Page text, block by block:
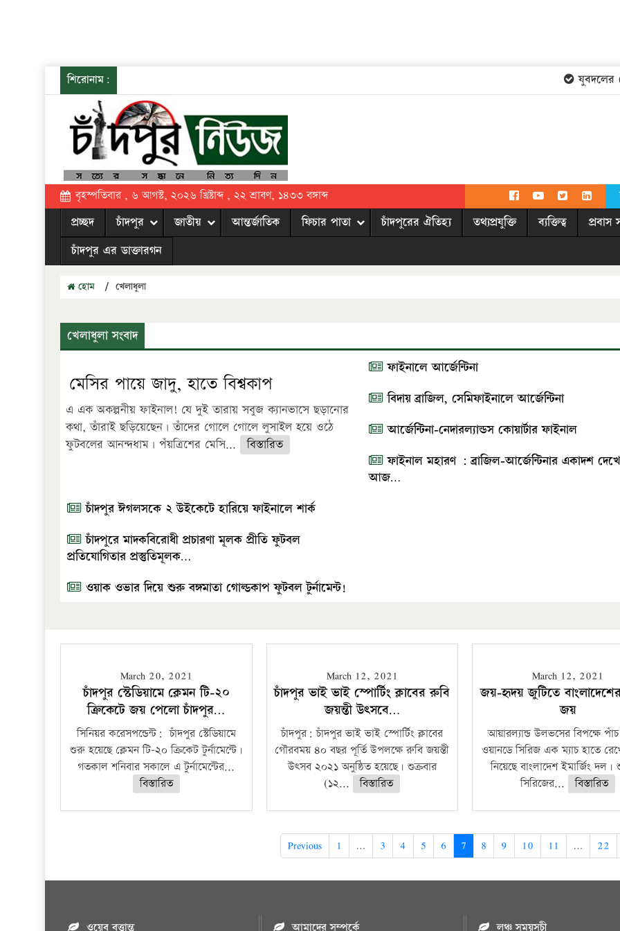
শিরোনাম: যুবদলের
বৃহস্পতিবার , ৬ আগস্ট, ২০২৬ খ্রিষ্টাব্দ , ২২ শ্রাবণ, ১৪৩৩ বঙ্গাব্দ
প্রচ্ছদ চাঁদপুর জাতীয় আন্তর্জাতিক ফিচার পাতা চাঁদপুরের ঐতিহ্য তথ্যপ্রযুক্তি ব্যক্তিত্ব প্রবাস
চাঁদপুর এর ডাক্তারগন
হোম / খেলাধুলা
খেলাধুলা সংবাদ
মেসির পায়ে জাদু, হাতে বিশ্বকাপ
এ এক অকল্পনীয় ফাইনাল! যে দুই তারায় সবুজ ক্যানভাসে ছড়ানোর
কথা, তাঁরাই ছড়িয়েছেন। তাঁদের গোলে গোলে লুসাইল হয়ে ওঠে
ফুটবলের আনন্দধাম। পঁয়ত্রিশের মেসি...
বিস্তারিত
ফাইনালে আর্জেন্টিনা
বিদায় ব্রাজিল, সেমিফাইনালে আর্জেন্টিনা
আর্জেন্টিনা-নেদারল্যান্ডস কোয়ার্টার ফাইনাল
ফাইনাল মহারণ : ব্রাজিল-আর্জেন্টিনার একাদশ
আজ…
চাঁদপুর ঈগলসকে ২ উইকেটে হারিয়ে ফাইনালে শার্ক
চাঁদপুরে মাদকবিরোধী প্রচারণা মূলক প্রীতি ফুটবল
প্রতিযোগিতার প্রস্তুতিমূলক…
ওয়াক ওভার দিয়ে শুরু বঙ্গমাতা গোল্ডকাপ ফুটবল টুর্নামেন্ট!
March 20, 2021
চাঁদপুর স্টেডিয়ামে ক্লেমন টি-২০
ক্রিকেটে জয় পেলো চাঁদপুর…
সিনিয়র করেসপন্ডেন্ট: চাঁদপুর স্টেডিয়ামে
শুরু হয়েছে ক্লেমন টি-২০ ক্রিকেট টুর্নামেন্টে।
গতকাল শনিবার সকালে এ টুর্নামেন্টের...
বিস্তারিত
March 12, 2021
চাঁদপুর ভাই ভাই স্পোর্টিং ক্লাবের রুবি
জয়ন্তী উৎসবে…
চাঁদপুর: চাঁদপুর ভাই ভাই স্পোর্টিং ক্লাবের
গৌরবময় ৪০ বছর পূর্তি উপলক্ষে রুবি জয়ন্তী
উৎসব ২০২১ অনুষ্ঠিত হয়েছে। শুক্রবার
(১২...
বিস্তারিত
March 12, 2021
জয়-হৃদয় জুটিতে
জয়
আয়ারল্যান্ড উলভসের বিপক্ষে পাঁচ
ওয়ানডে সিরিজ এক ম্যাচ হাতে
নিয়েছে বাংলাদেশ ইমার্জিং দল।
সিরিজের...
বিস্তারিত
Previous 1 … 3 4 5 6 7 8 9 10 11 … 22
ওয়েব বৃত্তান্ত আমাদের সম্পর্কে লঞ্চ সময়সূচী